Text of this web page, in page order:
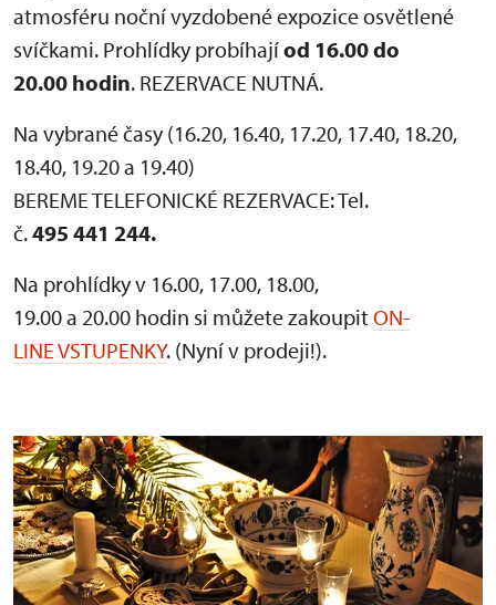
atmosféru noční vyzdobené expozice osvětlené
svíčkami. Prohlídky probíhajíod 16.00 do
20.00 hodin. REZERVACE NUTNÁ.
Na vybrané časy (16.20, 16.40, 17.20, 17.40, 18.20,
18.40, 19.20 a 19.40)
BEREME TELEFONICKÉ REZERVACE: Tel.
č.495 441 244.
Na prohlídky v 16.00, 17.00, 18.00,
19.00 a 20.00 hodin si můžete zakoupit ON-
LINE VSTUPENKY. (Nyní v prodeji!).